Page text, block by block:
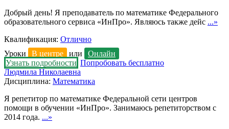
Добрый день! Я преподаватель по математике Федерального
образовательного сервиса «ИнПро». Являюсь также дейс ...»
Квалификация: Отлично
Уроки
В центре или
Онлайн
Узнать подробности Попробовать бесплатно
Людмила Николаевна
Дисциплина: Математика
Я репетитор по математике Федеральной сети центров
помощи в обучении «ИнПро». Занимаюсь репетиторством с
2014 года. ...»